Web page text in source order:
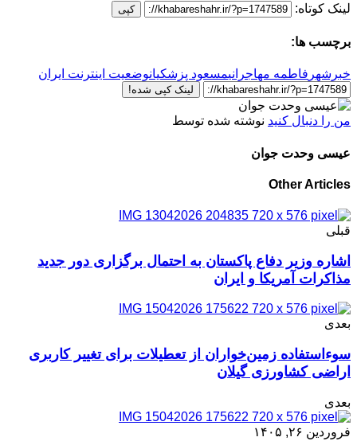
لینک کوتاه: کپی
برچسب ها:
خبرشهر فاطمه مهاجرانیمسعود پزشکیانوضعیت اینترنت ایران
لینک کپی شده!
من را دنبال کنید نوشته شده توسط
عیسی وحدت جوان
Other Articles
قبلی
اشاره وزیر دفاع پاکستان به احتمال برگزاری دور جدید
مذاکرات آمریکا و ایران
بعدی
سوءاستفاده زمین‌خواران از تعطیلات برای تغییر کاربری
اراضی کشاورزی گیلان
بعدی
فروردین ۲۶, ۱۴۰۵